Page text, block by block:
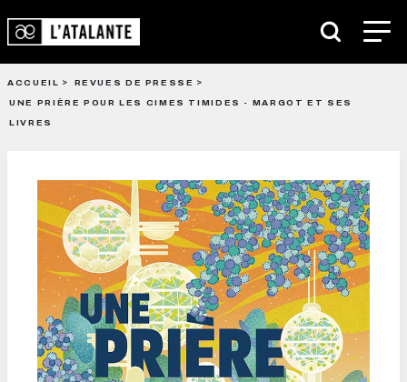
ACCUEIL
REVUES DE PRESSE
UNE PRIÈRE POUR LES CIMES TIMIDES - MARGOT ET SES
LIVRES